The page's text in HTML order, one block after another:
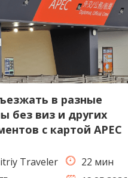
в разные
без виз и других
с картой APEC
Traveler
22 мин